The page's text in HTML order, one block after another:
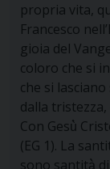
propria vita,
Francesco
gioia del
coloro che si
che si
dalla
Con Gesù̀
(EG 1). La
sono santità̀ di